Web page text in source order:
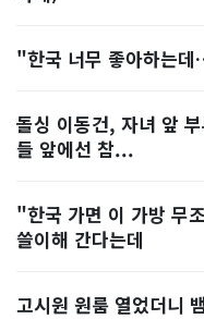
"한국 너무 좋아하는
돌싱 이동건, 자녀 앞
들 앞에선 참...
"한국 가면 이 가방 무
쓸이해 간다는데
고시원 원룸 열었더니